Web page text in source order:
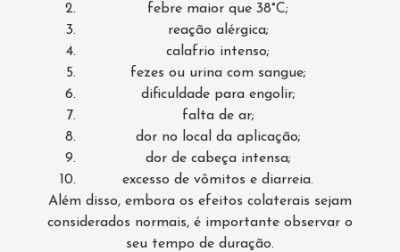
febre maior que 38°C;
reação alérgica;
calafrio intenso;
fezes ou urina com sangue;
dificuldade para engolir;
falta de ar;
dor no local da aplicação;
dor de cabeça intensa;
excesso de vômitos e diarreia.
Além disso, embora os efeitos colaterais sejam
considerados normais, é importante observar o
seu tempo de duração.